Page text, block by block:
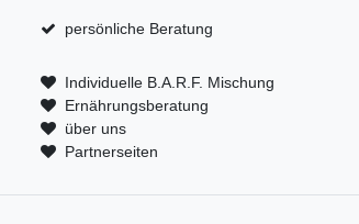
persönliche Beratung
Individuelle B.A.R.F. Mischung
Ernährungsberatung
über uns
Partnerseiten